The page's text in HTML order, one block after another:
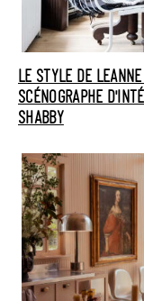
LE STYLE DE
SCÉNOGRAPHE
SHABBY